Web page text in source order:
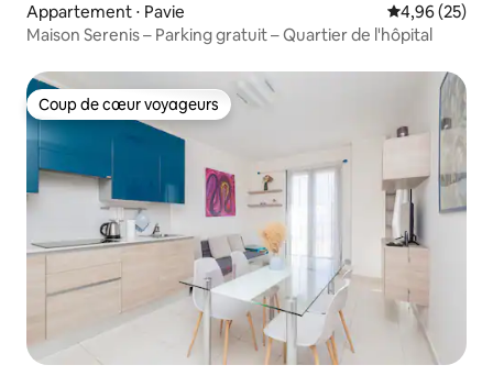
Appartement ⋅ Pavie Évaluation
4,96 (25)
Maison Serenis – Parking gratuit – Quartier de l'hôpital
Coup de cœur voyageurs
Coup de cœur voyageurs